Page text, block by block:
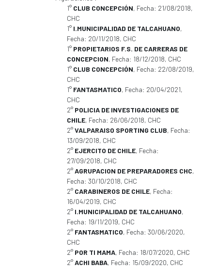
1° CLUB CONCEPCIÓN, Fecha: 21/08/2018,
CHC
1° I.MUNICIPALIDAD DE TALCAHUANO,
Fecha: 20/11/2018, CHC
1° PROPIETARIOS F.S. DE CARRERAS DE
CONCEPCION, Fecha: 18/12/2018, CHC
1° CLUB CONCEPCIÓN, Fecha: 22/08/2019,
CHC
1° FANTASMATICO, Fecha: 20/04/2021,
CHC
2° POLICIA DE INVESTIGACIONES DE
CHILE, Fecha: 26/06/2018, CHC
2°VALPARAISO SPORTING CLUB, Fecha:
13/09/2018, CHC
2° EJERCITO DE CHILE, Fecha:
27/09/2018, CHC
2°AGRUPACION DE PREPARADORES CHC,
Fecha: 30/10/2018, CHC
2° CARABINEROS DE CHILE, Fecha:
16/04/2019, CHC
2° I.MUNICIPALIDAD DE TALCAHUANO,
Fecha: 19/11/2019, CHC
2° FANTASMATICO, Fecha: 30/06/2020,
CHC
2° POR TI MAMA, Fecha: 18/07/2020, CHC
2°ACHI BABA, Fecha: 15/09/2020, CHC